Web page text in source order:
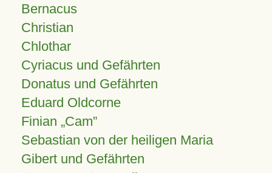
Bernacus
Christian
Chlothar
Cyriacus und Gefährten
Donatus und Gefährten
Eduard Oldcorne
Finian Cam
Sebastian von der heiligen Maria
Gibert und Gefährten